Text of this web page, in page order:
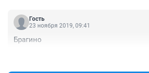
безнаказанно ГРАБИТЬ и
то такое будет чаще... Это как вулкан.
Гость
23 ноября 2019, 09:41
Брагино